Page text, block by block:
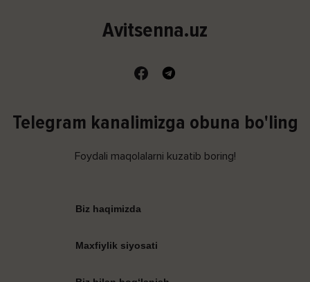
Avitsenna.uz
Telegram kanalimizga obuna bo'ling
Foydali maqolalarni kuzatib boring!
Biz haqimizda
Maxfiylik siyosati